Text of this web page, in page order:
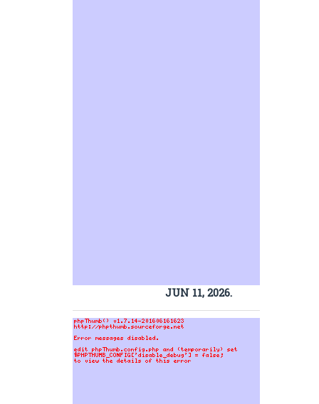
JUN 11, 2026.